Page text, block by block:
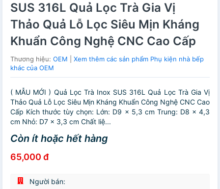
SUS 316L Quả Lọc Trà Gia Vị
Thảo Quả Lỗ Lọc Siêu Mịn Kháng
Khuẩn Công Nghệ CNC Cao Cấp
Thương hiệu: OEM
Xem thêm các sản phẩm Phụ kiện nhà bếp
khác của OEM
( MẪU MỚI ) Quả Lọc Trà Inox SUS 316L Quả Lọc Trà Gia Vị
Thảo Quả Lỗ Lọc Siêu Mịn Kháng Khuẩn Công Nghệ CNC Cao
Cấp Kích thước tùy chọn: Lớn: D9 x 5,3 cm Trung: D8 x 4,3
cm Nhỏ: D7 x 3,3 cm Chất liệ...
Còn ít hoặc hết hàng
65,000 đ
Người bán: